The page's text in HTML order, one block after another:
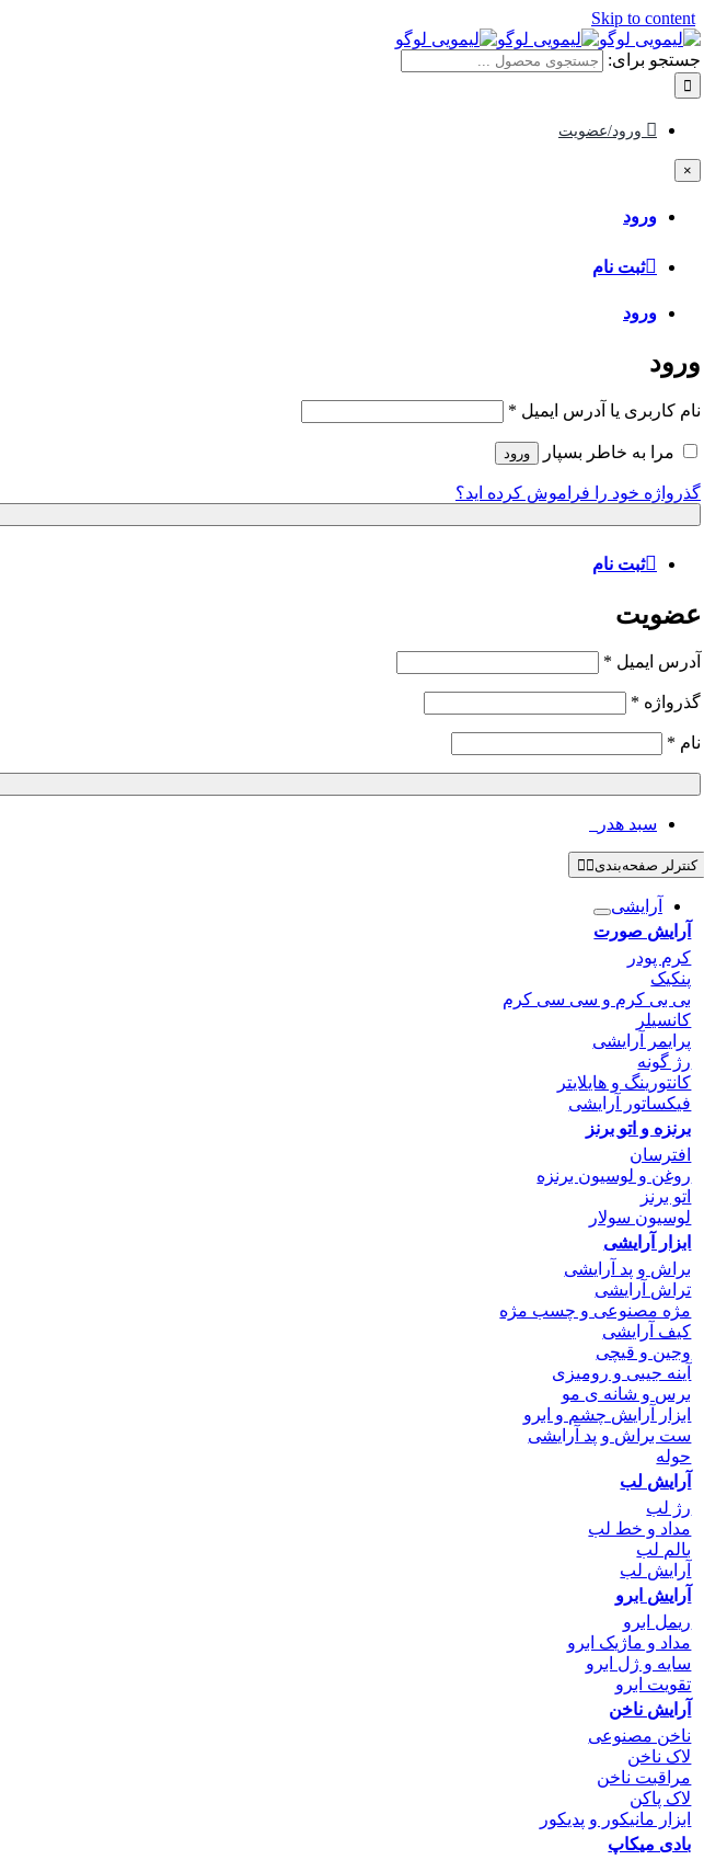
Skip to content
جستجو برای:
ورود/عضویت
×
ورود
ثبت نام
ورود
ورود
نام کاربری یا آدرس ایمیل *
مرا به خاطر بسپار ورود
گذرواژه خود را فراموش کرده اید؟
ثبت نام
عضویت
آدرس ایمیل *
گذرواژه *
نام *
سبد هدر
کنترلر صفحه‌بندی
آرایشی
آرایش صورت
کرم پودر
پنکیک
بی بی کرم و سی سی کرم
کانسیلر
پرایمر آرایشی
رژ گونه
کانتورینگ و هایلایتر
فیکساتور آرایشی
برنزه و اتو برنز
افترسان
روغن و لوسیون برنزه
اتو برنز
لوسیون سولار
ابزار آرایشی
براش و پد آرایشی
تراش آرایشی
مژه مصنوعی و چسب مژه
کیف آرایشی
وجین و قیچی
آینه جیبی و رومیزی
برس و شانه ی مو
ابزار آرایش چشم و ابرو
ست براش و پد آرایشی
حوله
آرایش لب
رژ لب
مداد و خط لب
بالم لب
آرایش لب
آرایش ابرو
ریمل ابرو
مداد و ماژیک ابرو
سایه و ژل ابرو
تقویت ابرو
آرایش ناخن
ناخن مصنوعی
لاک ناخن
مراقبت ناخن
لاک پاکن
ابزار مانیکور و پدیکور
بادی میکاپ